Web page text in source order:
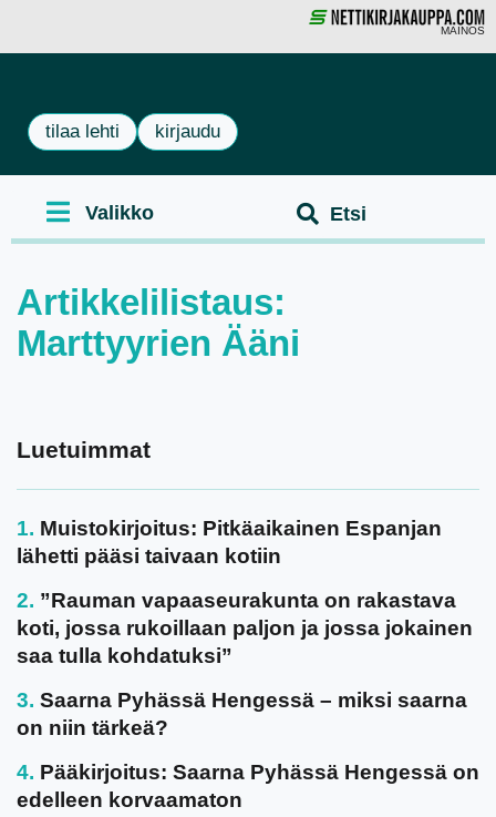
MAINOS
tilaa lehti kirjaudu
Artikkelilistaus:
Marttyyrien Ääni
Luetuimmat
Muistokirjoitus: Pitkäaikainen Espanjan
lähetti pääsi taivaan kotiin
”Rauman vapaaseurakunta on rakastava
koti, jossa rukoillaan paljon ja jossa jokainen
saa tulla kohdatuksi”
Saarna Pyhässä Hengessä – miksi saarna
on niin tärkeä?
Pääkirjoitus: Saarna Pyhässä Hengessä on
edelleen korvaamaton